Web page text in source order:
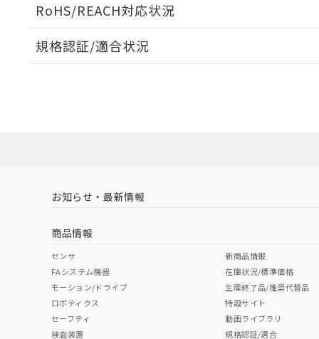
RoHS/REACH対応状況
EU RoHS 注意事項・凡例
中国 RoHS 注意事項・凡例
中国 RoHS表
Pb Hg Cr(VI)
規格認証/適合状況
（イギリス
（ノルウェー
お知らせ・最新情報
商品情報
センサ
FAシステム機器
モーション/ドライブ
ロボティクス
セーフティ
検査装置
新商品情報
在庫状況/標準価格
生産終了品/推奨代替品
特設サイト
動画ライブラリ
規格認証/適合